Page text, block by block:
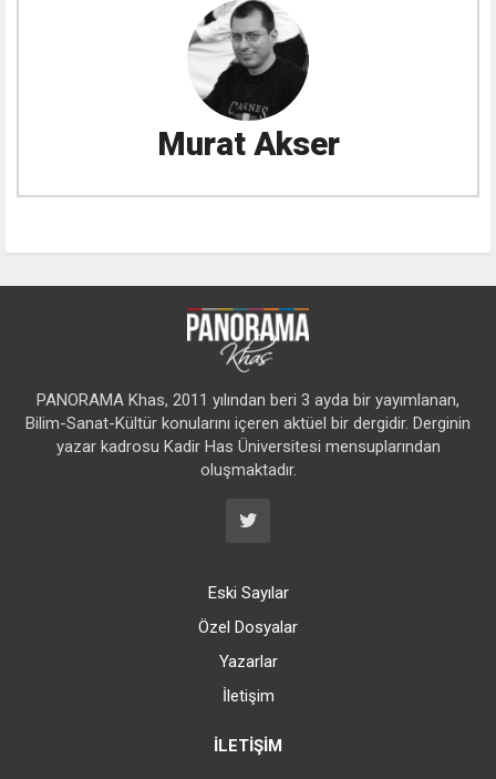
Murat Akser
PANORAMA Khas, 2011 yılından beri 3 ayda bir yayımlanan,
Bilim-Sanat-Kültür konularını içeren aktüel bir dergidir. Derginin
yazar kadrosu Kadir Has Üniversitesi mensuplarından
oluşmaktadır.
Eski Sayılar
Özel Dosyalar
Yazarlar
İletişim
İLETIŞIM